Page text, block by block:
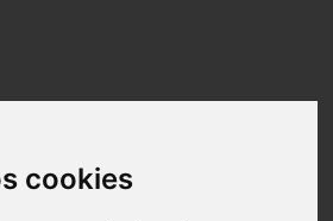
cookiesExplicado